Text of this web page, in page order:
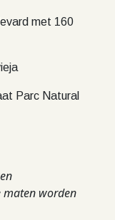
met 160
Parc Natural
maten worden